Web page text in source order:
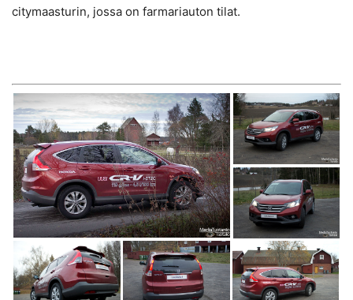
citymaasturin, jossa on farmariauton tilat.